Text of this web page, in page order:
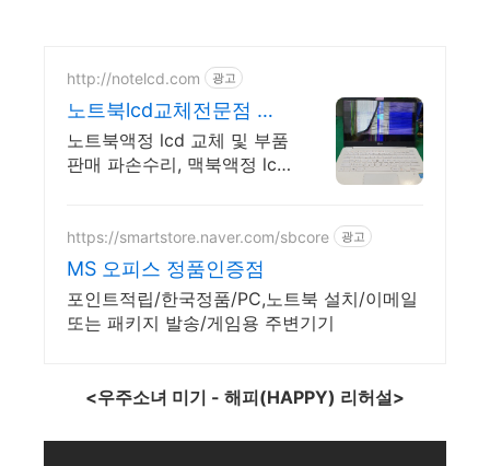
http://notelcd.com 광고
노트북lcd교체전문점 메
티스
노트북액정 lcd 교체 및 부품
판매 파손수리, 맥북액정 lcd
https://smartstore.naver.com/sbcore 광고
MS 오피스 정품인증점
포인트적립/한국정품/PC,노트북 설치/이메일
또는 패키지 발송/게임용 주변기기
<우주소녀 미기 - 해피(HAPPY) 리허설>